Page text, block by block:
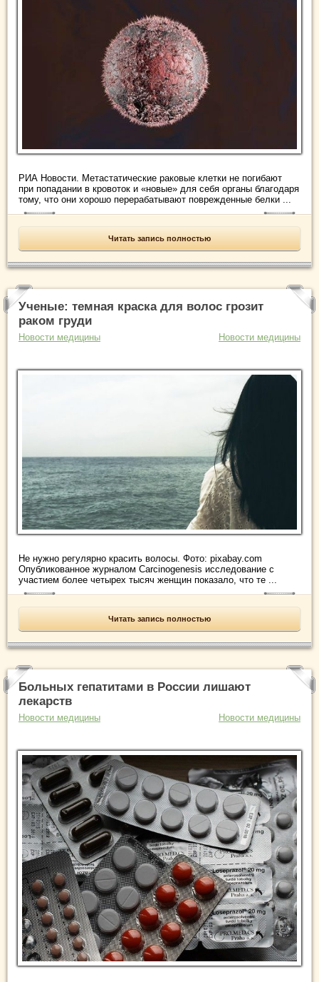
РИА Новости. Метастатические раковые клетки не погибают
при попадании в кровоток и «новые» для себя органы благодаря
тому, что они хорошо перерабатывают поврежденные белки ...
Читать запись полностью
Ученые: темная краска для волос грозит
раком груди
Новости медицины Новости медицины
Не нужно регулярно красить волосы. Фото: pixabay.com
Опубликованное журналом Carcinogenesis исследование с
участием более четырех тысяч женщин показало, что те ...
Читать запись полностью
Больных гепатитами в России лишают
лекарств
Новости медицины Новости медицины